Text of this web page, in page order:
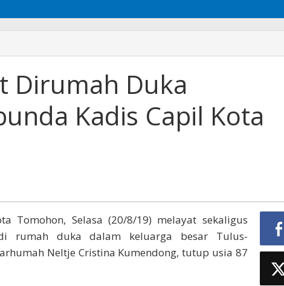
Dirumah Duka
Kadis Capil Kota
Tomohon, Selasa (20/8/19) melayat sekaligus
rumah duka dalam keluarga besar Tulus-
Neltje Cristina Kumendong, tutup usia 87